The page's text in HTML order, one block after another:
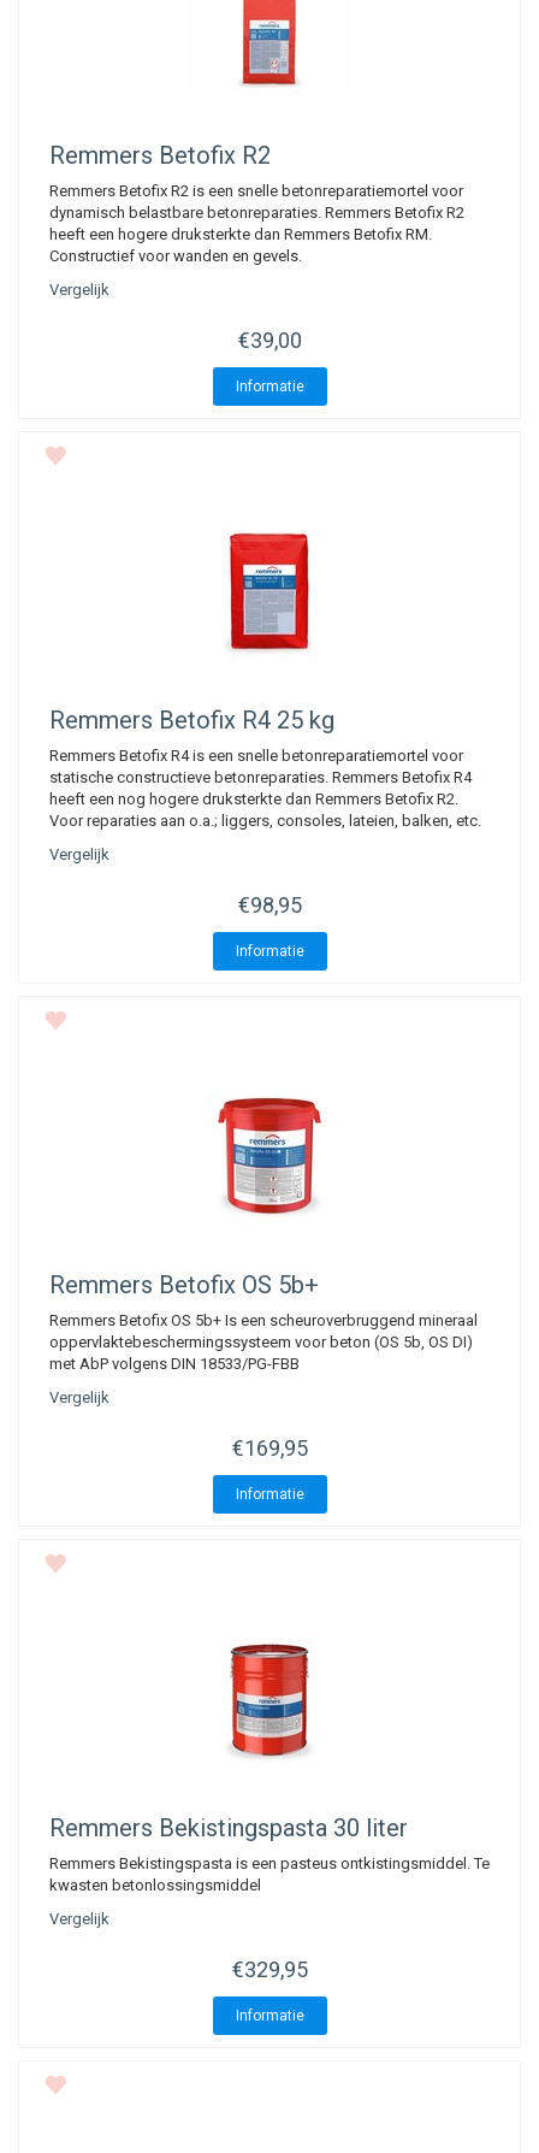
Remmers Betofix R2
Remmers Betofix R2 is een snelle betonreparatiemortel voor
dynamisch belastbare betonreparaties. Remmers Betofix R2
heeft een hogere druksterkte dan Remmers Betofix RM.
Constructief voor wanden en gevels.
Vergelijk
€39,00
Informatie
Remmers Betofix R4 25 kg
Remmers Betofix R4 is een snelle betonreparatiemortel voor
statische constructieve betonreparaties. Remmers Betofix R4
heeft een nog hogere druksterkte dan Remmers Betofix R2.
Voor reparaties aan o.a.; liggers, consoles, lateien, balken, etc.
Vergelijk
€98,95
Informatie
Remmers Betofix OS 5b+
Remmers Betofix OS 5b+ Is een scheuroverbruggend mineraal
oppervlaktebeschermingssysteem voor beton (OS 5b, OS DI)
met AbP volgens DIN 18533/PG-FBB
Vergelijk
€169,95
Informatie
Remmers Bekistingspasta 30 liter
Remmers Bekistingspasta is een pasteus ontkistingsmiddel. Te
kwasten betonlossingsmiddel
Vergelijk
€329,95
Informatie